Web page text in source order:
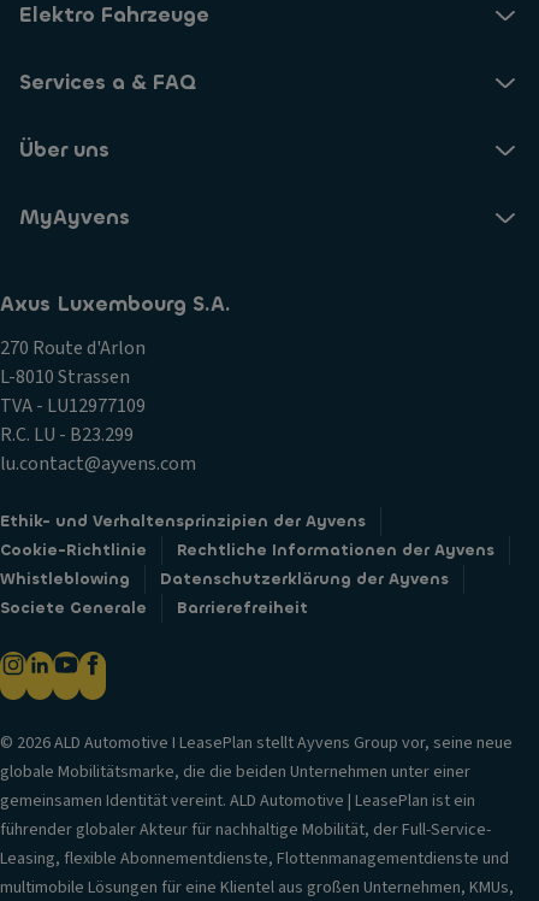
Elektro Fahrzeuge
Services a & FAQ
Über uns
MyAyvens
Axus Luxembourg S.A.
270 Route d'Arlon
L-8010 Strassen
TVA - LU12977109
R.C. LU - B23.299
lu.contact@ayvens.com
Ethik- und Verhaltensprinzipien der Ayvens
Cookie-Richtlinie
Rechtliche Informationen der Ayvens
Whistleblowing
Datenschutzerklärung der Ayvens
Societe Generale
Barrierefreiheit
© 2026 ALD Automotive I LeasePlan stellt Ayvens Group vor, seine neue
globale Mobilitätsmarke, die die beiden Unternehmen unter einer
gemeinsamen Identität vereint. ALD Automotive | LeasePlan ist ein
führender globaler Akteur für nachhaltige Mobilität, der Full-Service-
Leasing, flexible Abonnementdienste, Flottenmanagementdienste und
multimobile Lösungen für eine Klientel aus großen Unternehmen, KMUs,